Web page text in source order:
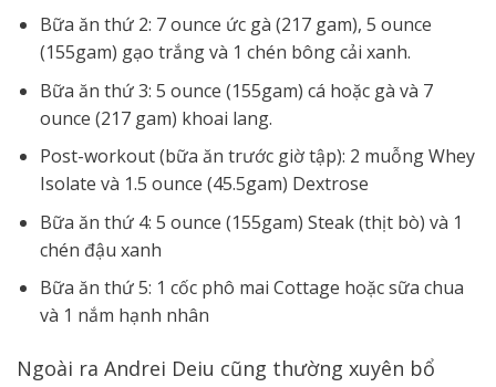
Bữa ăn thứ 2: 7 ounce ức gà (217 gam), 5 ounce
(155gam) gạo trắng và 1 chén bông cải xanh.
Bữa ăn thứ 3: 5 ounce (155gam) cá hoặc gà và 7
ounce (217 gam) khoai lang.
Post-workout (bữa ăn trước giờ tập): 2 muỗng Whey
Isolate và 1.5 ounce (45.5gam) Dextrose
Bữa ăn thứ 4: 5 ounce (155gam) Steak (thịt bò) và 1
chén đậu xanh
Bữa ăn thứ 5: 1 cốc phô mai Cottage hoặc sữa chua
và 1 nắm hạnh nhân
Ngoài ra Andrei Deiu cũng thường xuyên bổ